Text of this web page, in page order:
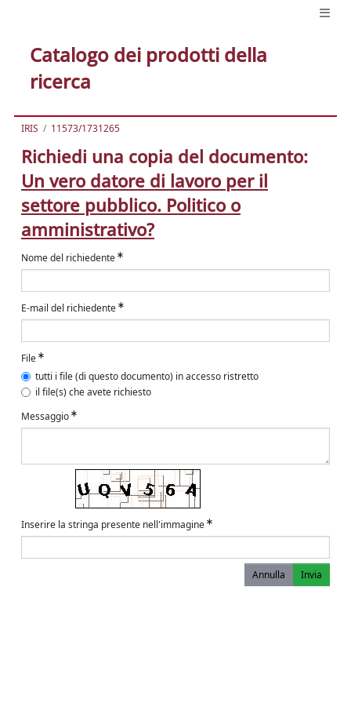
Catalogo dei prodotti della
ricerca
IRIS 11573/1731265
Richiedi una copia del documento:
Un vero datore di lavoro per il
settore pubblico. Politico o
amministrativo?
Nome del richiedente
E-mail del richiedente
File
tutti i file (di questo documento) in accesso ristretto
il file(s) che avete richiesto
Messaggio
Inserire la stringa presente nell'immagine
Annulla Invia